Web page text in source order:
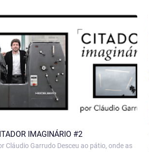
IMAGINÁRIO #2
Cláudio Garrudo Desceu ao pátio, onde as